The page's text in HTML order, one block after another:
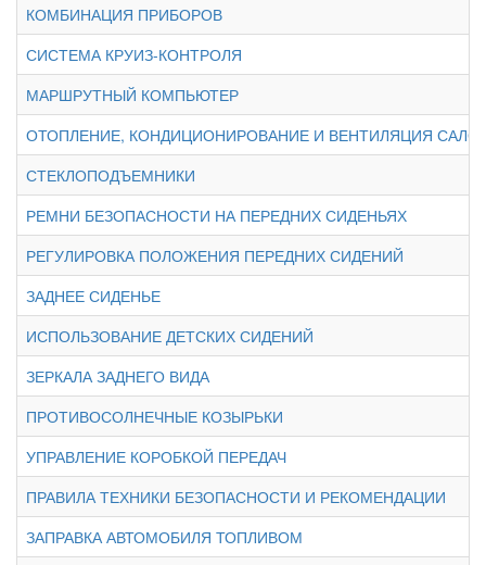
КОМБИНАЦИЯ ПРИБОРОВ
СИСТЕМА КРУИЗ-КОНТРОЛЯ
МАРШРУТНЫЙ КОМПЬЮТЕР
ОТОПЛЕНИЕ, КОНДИЦИОНИРОВАНИЕ И ВЕНТИЛЯЦИЯ
СТЕКЛОПОДЪЕМНИКИ
РЕМНИ БЕЗОПАСНОСТИ НА ПЕРЕДНИХ СИДЕНЬЯХ
РЕГУЛИРОВКА ПОЛОЖЕНИЯ ПЕРЕДНИХ СИДЕНИЙ
ЗАДНЕЕ СИДЕНЬЕ
ИСПОЛЬЗОВАНИЕ ДЕТСКИХ СИДЕНИЙ
ЗЕРКАЛА ЗАДНЕГО ВИДА
ПРОТИВОСОЛНЕЧНЫЕ КОЗЫРЬКИ
УПРАВЛЕНИЕ КОРОБКОЙ ПЕРЕДАЧ
ПРАВИЛА ТЕХНИКИ БЕЗОПАСНОСТИ И РЕКОМЕНДАЦИИ
ЗАПРАВКА АВТОМОБИЛЯ ТОПЛИВОМ